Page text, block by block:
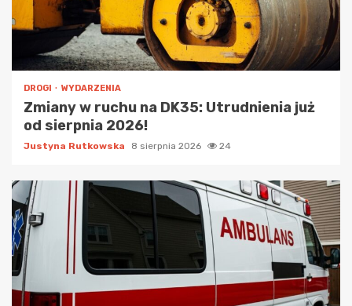
DROGI WYDARZENIA
Zmiany w ruchu na DK35: Utrudnienia już
od sierpnia 2026!
Justyna Rutkowska 8 sierpnia 2026 24